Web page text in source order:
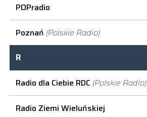
POPradio
Poznań (Polskie Radio)
R
Radio dla Ciebie RDC (Polskie Radio)
Radio Ziemi Wieluńskiej